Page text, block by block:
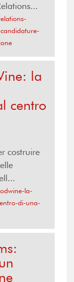
la
centro
costruire
la-
di-una-